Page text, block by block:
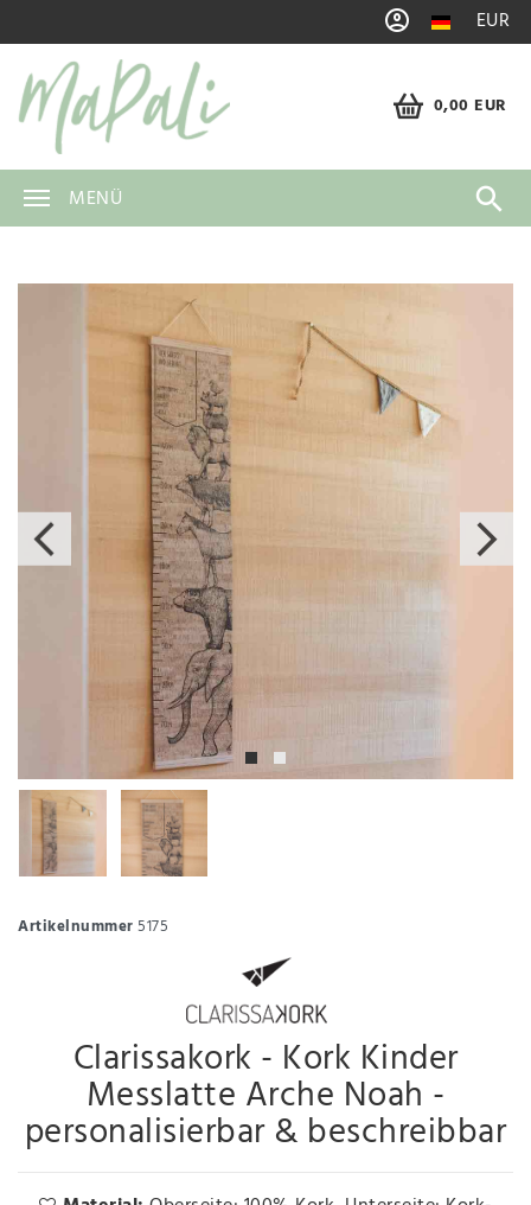
EUR
0,00 EUR
MENÜ
Artikelnummer5175
Clarissakork - Kork Kinder
Messlatte Arche Noah -
personalisierbar & beschreibbar